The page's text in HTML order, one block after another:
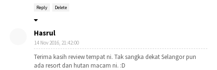
Reply Delete
Hasrul
14 Nov 2016, 21:42:00
Terima kasih review tempat ni. Tak sangka dekat Selangor pun
ada resort dan hutan macam ni. :D